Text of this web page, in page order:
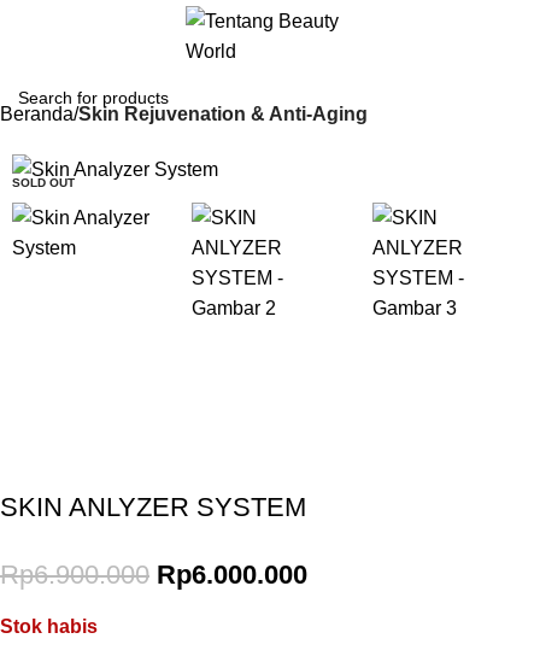
Beranda Skin Rejuvenation & Anti-Aging
-13%
SOLD OUT
SKIN ANLYZER SYSTEM
Rp6.900.000 Rp6.000.000
Stok habis